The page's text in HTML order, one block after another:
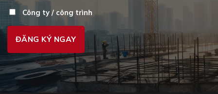
Công ty / công trình